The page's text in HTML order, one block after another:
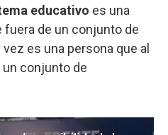
educativo es una
fuera de un conjunto de
es una persona que al
un conjunto de